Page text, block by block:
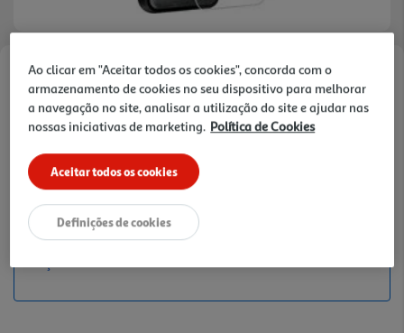
Faça a sua avaliação
4,99 €
Receba em casa a 10/08/2026 , se encomendar até às 12h.
Ao clicar em "Aceitar todos os cookies", concorda com o
armazenamento de cookies no seu dispositivo para melhorar
a navegação no site, analisar a utilização do site e ajudar nas
nossas iniciativas de marketing. Política de Cookies
Aceitar todos os cookies
Definições de cookies